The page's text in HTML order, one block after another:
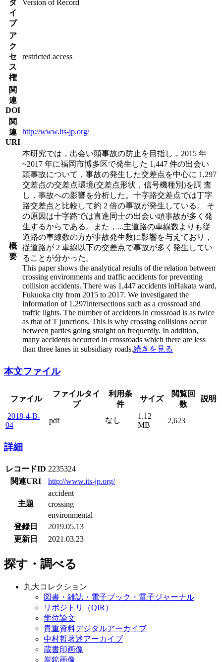
タ
イ
プ
Version of Record
ア
ク
セ
ス
権
restricted access
関
連
DOI
関
連
URI
http://www.its-jp.org/
概
要
本研究では，出会い頭事故の防止を目指し，2015 年
~2017 年に福岡市博多区で発生した 1,447 件の出会い
頭事故について，事故の発生した交差点を中心に 1,297
交差点の交差点環境(交差点形状，信号機種別)を調 査
し，事故への影響を分析した。十字路交差点では丁字
路交差点と比較して約 2 倍の事故が発生している。 そ
の原因は十字路では直進同士の出会い頭事故が多く発
生するからである。また， ...主道路の車線数よりも従
道路の車線数の方が事故発生数に影響を与えており，
従道路が 2 車線以下の交差点で事故が多く発生してい
ることが分かった。
This paper shows the analytical results of the relation between
crossing environments and traffic accidents for preventing
collision accidents. There was 1,447 accidents inHakata ward,
Fukuoka city from 2015 to 2017. We investigated the
information of 1,297intersections such as a crossroad and
traffic lights. The number of accidents in crossroad is as twice
as that of T junctions. This is why crossing collisions occur
between parties going straight on frequently. In addition,
many accidents occurred in crossroads which there are less
than three lanes in subsidiary roads.続きを見る
本文ファイル
ファイル
ファイルタイ
プ
利用条
件
サイズ
閲覧回
数
説明
2018-4-B-
04
pdf なし
1.12
MB
2,623
詳細
レコードID 2235324
関連URI
http://www.its-jp.org/
主題
accident
crossing
environmental
登録日
2019.05.13
更新日
2021.03.23
探す・調べる
九大コレクション
図書・雑誌・電子ブック・電子ジャーナル
リポジトリ（QIR）
学位論文
貴重資料デジタルアーカイブ
中村哲著述アーカイブ
蔵書印画像
炭鉱画像